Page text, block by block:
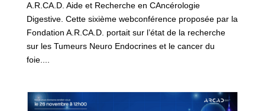
A.R.CA.D. Aide et Recherche en CAncérologie
Digestive. Cette sixième webconférence proposée par la
Fondation A.R.CA.D. portait sur l’état de la recherche
sur les Tumeurs Neuro Endocrines et le cancer du
foie....